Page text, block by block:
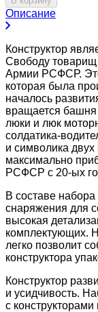
Описание
Конструктор
Свободу
Армии РСФСР. Это
которая была
началось
вращается
люки и люк
солдатика-
и символика
максимально
РСФСР с 20-ых
В составе
снаряжения для
высокая
комплектующих.
легко позволит
конструктора
Конструктор
и усидчивость.
с